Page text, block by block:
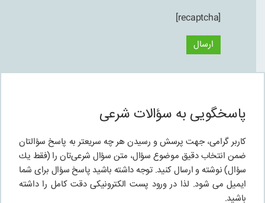
پاسخگویی به سؤالات شرعی
کاربر گرامی، جهت پرسش و رسیدن هر چه سریعتر به پاسخ سؤالتان
ضمن انتخاب دقيق موضوع سؤال، متن سؤال شرعى‌تان را (فقط يك
سؤال) نوشته و ارسال كنيد. توجه داشته باشید پاسخ سؤال برای شما
ایمیل می شود. لذا در ورود پست الکترونیکی دقت کامل را داشته
باشید.